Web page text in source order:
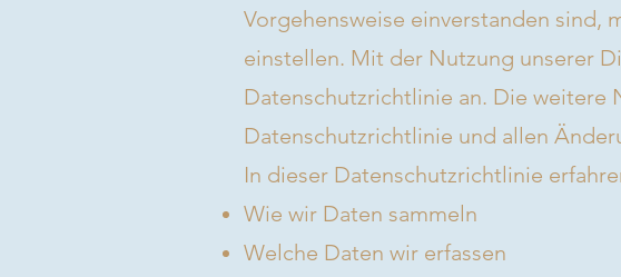
Vorgehensweise einverstanden sind,
einstellen. Mit der Nutzung unserer
Datenschutzrichtlinie an. Die weitere
Datenschutzrichtlinie und allen
In dieser Datenschutzrichtlinie
Wie wir Daten sammeln
Welche Daten wir erfassen